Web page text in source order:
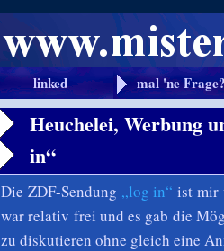
linked
mal 'ne
Heuchelei, Werbung
in“
Die ZDF-Sendung „log in“ ist mir
war relativ frei und es gab die
zu diskutieren ohne gleich eine